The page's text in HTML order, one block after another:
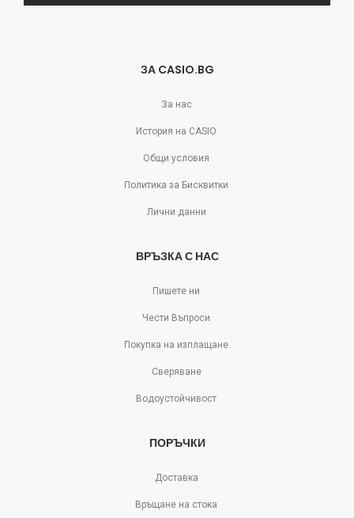
отпишете!
ЗА CASIO.BG
За нас
История на CASIO
Общи условия
Политика за Бисквитки
Лични данни
ВРЪЗКА С НАС
Пишете ни
Чести Въпроси
Покупка на изплащане
Сверяване
Водоустойчивост
ПОРЪЧКИ
Доставка
Връщане на стока